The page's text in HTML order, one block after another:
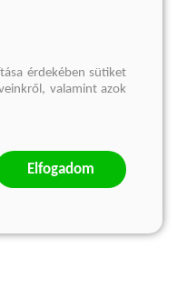
érdekében sütiket
valamint azok
Elfogadom